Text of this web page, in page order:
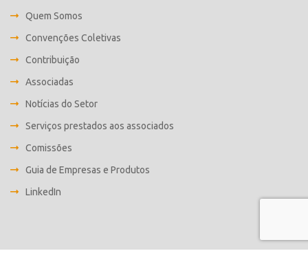
Quem Somos
Convenções Coletivas
Contribuição
Associadas
Notícias do Setor
Serviços prestados aos associados
Comissões
Guia de Empresas e Produtos
LinkedIn